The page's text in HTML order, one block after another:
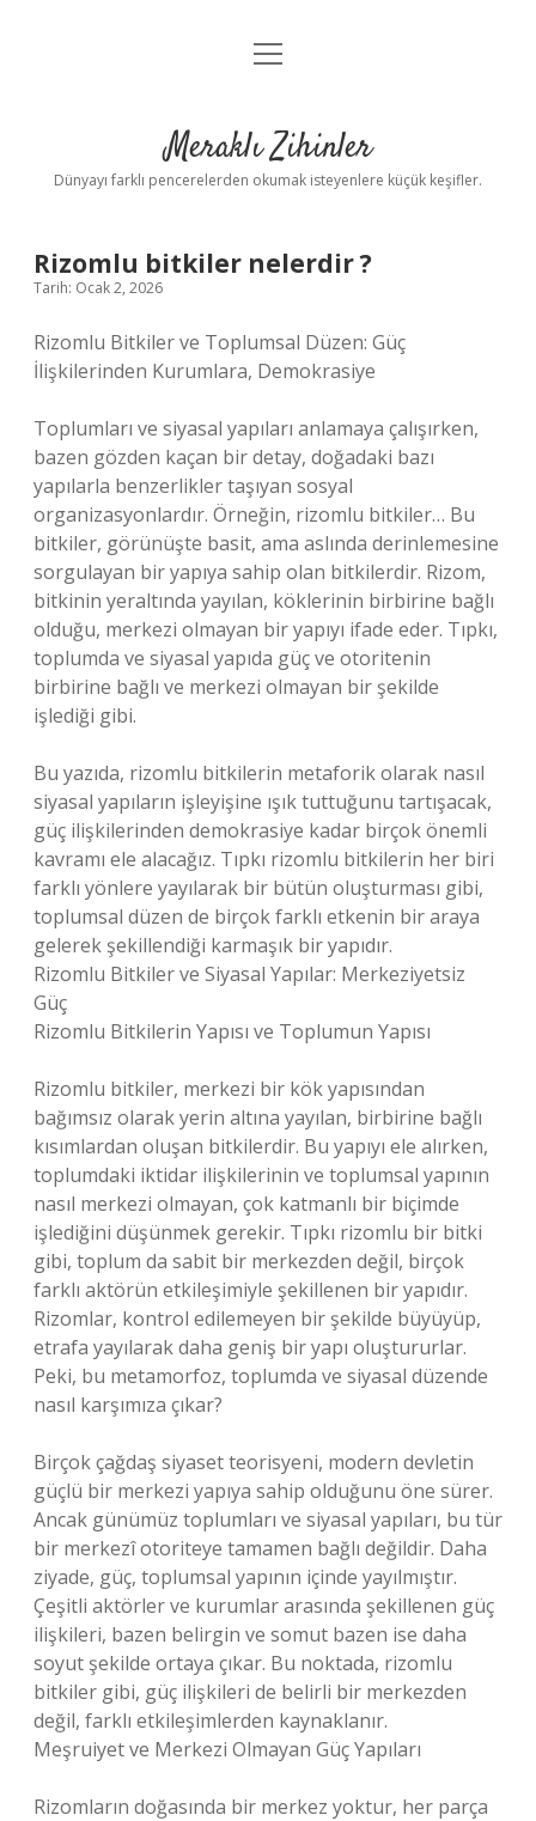
Anasayfa
Yasal Uyarı
menüyü
Meraklı Zihinler
Dünyayı farklı pencerelerden okumak isteyenlere küçük keşifler.
Rizomlu bitkiler nelerdir ?
Tarih: Ocak 2, 2026
Rizomlu Bitkiler ve Toplumsal Düzen: Güç
İlişkilerinden Kurumlara, Demokrasiye
Toplumları ve siyasal yapıları anlamaya çalışırken,
bazen gözden kaçan bir detay, doğadaki bazı
yapılarla benzerlikler taşıyan sosyal
organizasyonlardır. Örneğin, rizomlu bitkiler… Bu
bitkiler, görünüşte basit, ama aslında derinlemesine
sorgulayan bir yapıya sahip olan bitkilerdir. Rizom,
bitkinin yeraltında yayılan, köklerinin birbirine bağlı
olduğu, merkezi olmayan bir yapıyı ifade eder. Tıpkı,
toplumda ve siyasal yapıda güç ve otoritenin
birbirine bağlı ve merkezi olmayan bir şekilde
işlediği gibi.
Bu yazıda, rizomlu bitkilerin metaforik olarak nasıl
siyasal yapıların işleyişine ışık tuttuğunu tartışacak,
güç ilişkilerinden demokrasiye kadar birçok önemli
kavramı ele alacağız. Tıpkı rizomlu bitkilerin her biri
farklı yönlere yayılarak bir bütün oluşturması gibi,
toplumsal düzen de birçok farklı etkenin bir araya
gelerek şekillendiği karmaşık bir yapıdır.
Rizomlu Bitkiler ve Siyasal Yapılar: Merkeziyetsiz
Güç
Rizomlu Bitkilerin Yapısı ve Toplumun Yapısı
Rizomlu bitkiler, merkezi bir kök yapısından
bağımsız olarak yerin altına yayılan, birbirine bağlı
kısımlardan oluşan bitkilerdir. Bu yapıyı ele alırken,
toplumdaki iktidar ilişkilerinin ve toplumsal yapının
nasıl merkezi olmayan, çok katmanlı bir biçimde
işlediğini düşünmek gerekir. Tıpkı rizomlu bir bitki
gibi, toplum da sabit bir merkezden değil, birçok
farklı aktörün etkileşimiyle şekillenen bir yapıdır.
Rizomlar, kontrol edilemeyen bir şekilde büyüyüp,
etrafa yayılarak daha geniş bir yapı oluştururlar.
Peki, bu metamorfoz, toplumda ve siyasal düzende
nasıl karşımıza çıkar?
Birçok çağdaş siyaset teorisyeni, modern devletin
güçlü bir merkezi yapıya sahip olduğunu öne sürer.
Ancak günümüz toplumları ve siyasal yapıları, bu tür
bir merkezî otoriteye tamamen bağlı değildir. Daha
ziyade, güç, toplumsal yapının içinde yayılmıştır.
Çeşitli aktörler ve kurumlar arasında şekillenen güç
ilişkileri, bazen belirgin ve somut bazen ise daha
soyut şekilde ortaya çıkar. Bu noktada, rizomlu
bitkiler gibi, güç ilişkileri de belirli bir merkezden
değil, farklı etkileşimlerden kaynaklanır.
Meşruiyet ve Merkezi Olmayan Güç Yapıları
Rizomların doğasında bir merkez yoktur, her parça